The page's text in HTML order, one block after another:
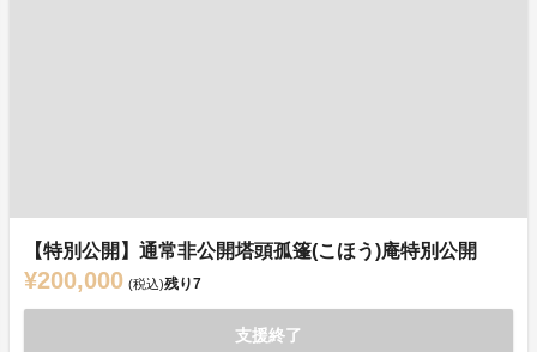
【特別公開】通常非公開塔頭孤篷(こほう)庵特別公開
¥200,000 (税込)残り7
支援終了